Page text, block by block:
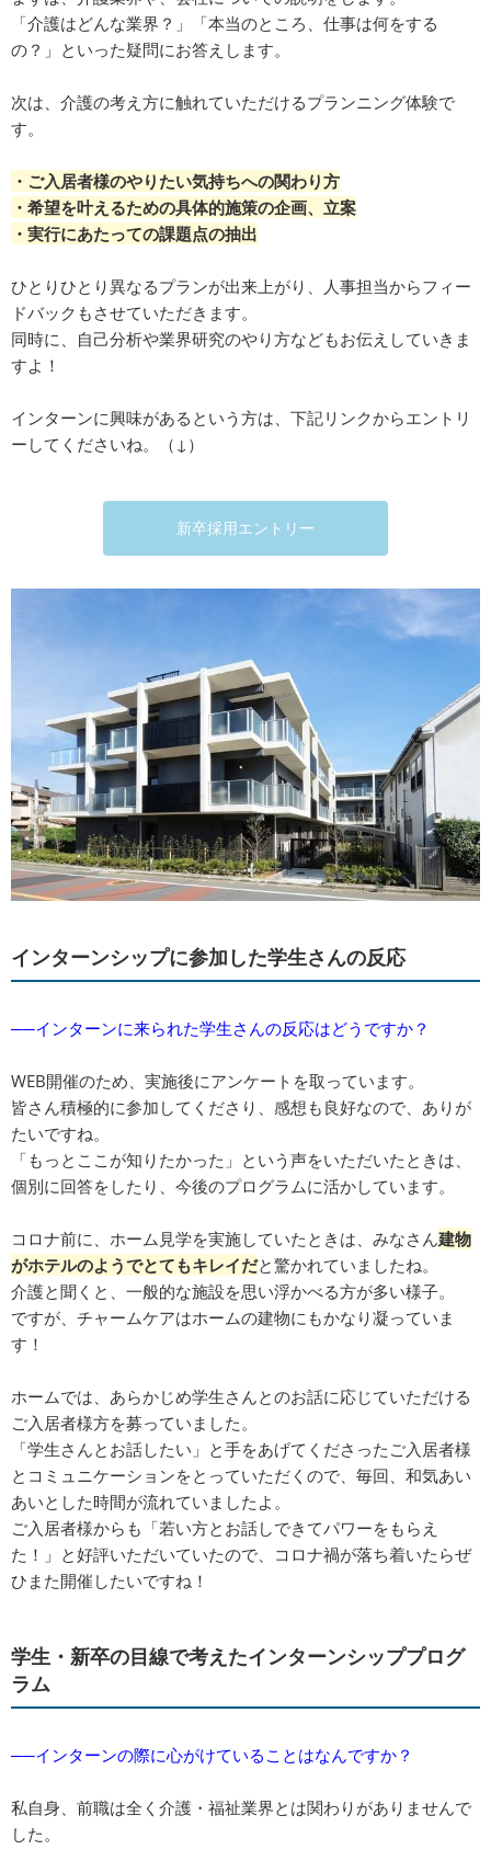
「介護はどんな業界？」「本当のところ、仕事は何をする
の？」といった疑問にお答えします。
次は、介護の考え方に触れていただけるプランニング体験で
す。
・ご入居者様のやりたい気持ちへの関わり方
・希望を叶えるための具体的施策の企画、立案
・実行にあたっての課題点の抽出
ひとりひとり異なるプランが出来上がり、人事担当からフィー
ドバックもさせていただきます。
同時に、自己分析や業界研究のやり方などもお伝えしていきま
すよ！
インターンに興味があるという方は、下記リンクからエントリ
ーしてくださいね。（↓）
新卒採用エントリー
インターンシップに参加した学生さんの反応
──インターンに来られた学生さんの反応はどうですか？
WEB開催のため、実施後にアンケートを取っています。
皆さん積極的に参加してくださり、感想も良好なので、ありが
たいですね。
「もっとここが知りたかった」という声をいただいたときは、
個別に回答をしたり、今後のプログラムに活かしています。
コロナ前に、ホーム見学を実施していたときは、みなさん建物
がホテルのようでとてもキレイだと驚かれていましたね。
介護と聞くと、一般的な施設を思い浮かべる方が多い様子。
ですが、チャームケアはホームの建物にもかなり凝っていま
す！
ホームでは、あらかじめ学生さんとのお話に応じていただける
ご入居者様方を募っていました。
「学生さんとお話したい」と手をあげてくださったご入居者様
とコミュニケーションをとっていただくので、毎回、和気あい
あいとした時間が流れていましたよ。
ご入居者様からも「若い方とお話しできてパワーをもらえ
た！」と好評いただいていたので、コロナ禍が落ち着いたらぜ
ひまた開催したいですね！
学生・新卒の目線で考えたインターンシッププログ
ラム
──インターンの際に心がけていることはなんですか？
私自身、前職は全く介護・福祉業界とは関わりがありませんで
した。